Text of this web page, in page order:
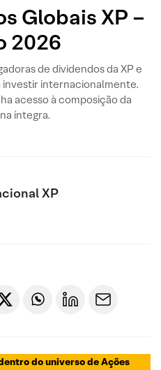
Globais XP –
2026
de dividendos da XP e
investir internacionalmente.
acesso à composição da
íntegra.
XP
do universo de Ações